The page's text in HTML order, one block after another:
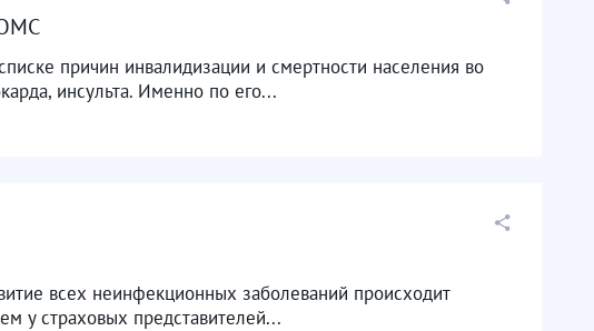
причин инвалидизации и смертности населения во
инсульта. Именно по его...
всех неинфекционных заболеваний происходит
у страховых представителей...